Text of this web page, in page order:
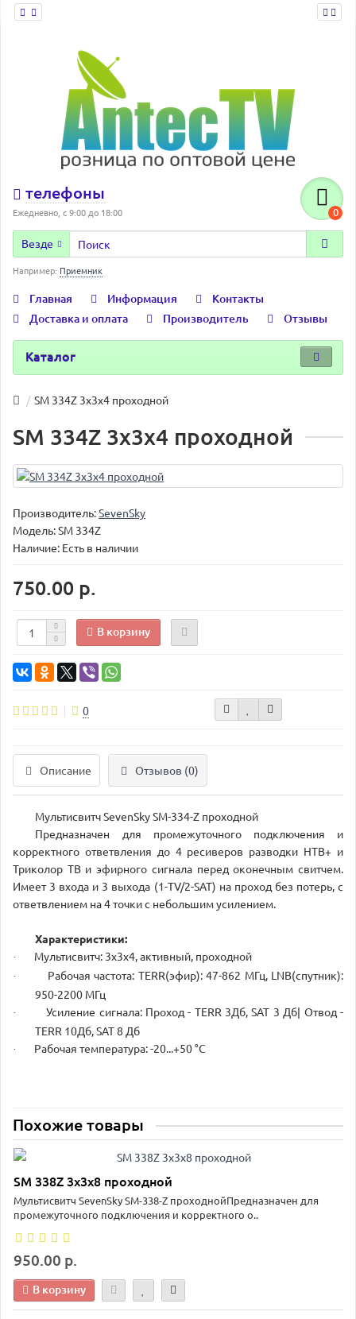
телефоны
Ежедневно, с 9:00 до 18:00 0
Везде
Например: Приемник
Главная Информация
Контакты
Доставка и оплата
Производитель Отзывы
Каталог
SM 334Z 3х3х4 проходной
SM 334Z 3х3х4 проходной
Производитель:SevenSky
Модель:SM 334Z
Наличие: Есть в наличии
750.00 р.
В корзину
0
Описание Отзывов (0)
Мультисвитч SevenSky SM-334-Z проходной
Предназначен для промежуточного подключения и
корректного ответвления до 4 ресиверов разводки НТВ+ и
Триколор ТВ и эфирного сигнала перед оконечным свитчем.
Имеет 3 входа и 3 выхода (1-TV/2-SAT) на проход без потерь, с
ответвлением на 4 точки с небольшим усилением.
Характеристики:
· Мультисвитч: 3х3х4, активный, проходной
·
Рабочая частота: TERR(эфир): 47-862 МГц, LNB(спутник):
950-2200 МГц
·
Усиление сигнала: Проход - TERR 3Дб, SAT 3 Дб| Отвод -
TERR 10Дб, SAT 8 Дб
· Рабочая температура: -20...+50 °С
Похожие товары
SM 338Z 3х3х8 проходной
Мультисвитч SevenSky SM-338-Z проходнойПредназначен для
промежуточного подключения и корректного о..
950.00 р.
В корзину